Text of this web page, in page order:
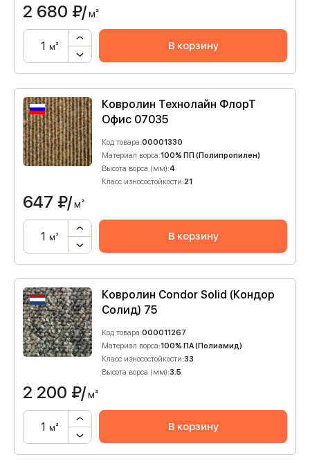
2 680 ₽/м²
м² В корзину
Ковролин Технолайн ФлорТ
Офис 07035
Код товара:00001330
Материал ворса:100% ПП (Полипропилен)
Высота ворса (мм):4
Класс износостойкости:21
647 ₽/м²
м² В корзину
Ковролин Condor Solid (Кондор
Солид) 75
Код товара:000011267
Материал ворса:100% ПА (Полиамид)
Класс износостойкости:33
Высота ворса (мм):3.5
2 200 ₽/м²
м² В корзину